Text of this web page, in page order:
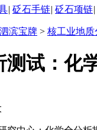
| 砭石手链| 砭石项链|
泗滨宝牌 > 核工业地
测试：化